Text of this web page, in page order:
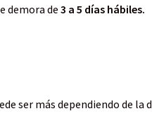
demora de 3 a 5 días hábiles.
ser más dependiendo de